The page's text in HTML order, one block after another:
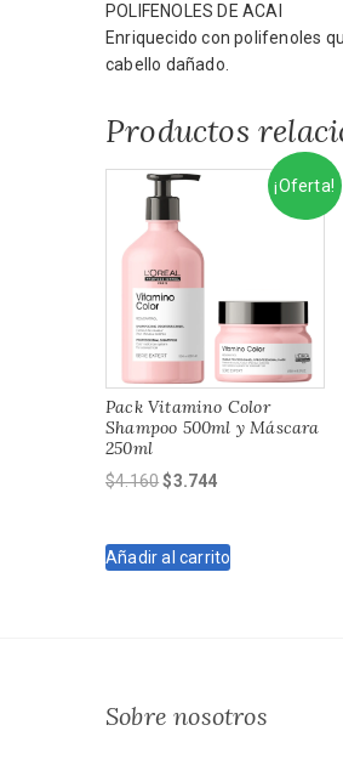
POLIFENOLES DE ACAI
Enriquecido con polifenoles
cabello dañado.
Productos
¡Oferta!
Pack Vitamino Color
Shampoo 500ml y Máscara
250ml
$4.160El
era:
$3.744El
es:
Añadir al carrito
Sobre nosotros